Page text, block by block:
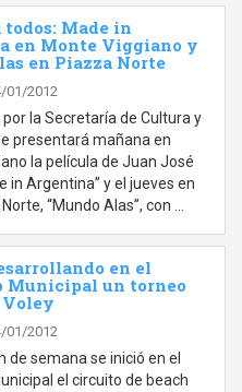
Made in
en Monte Viggiano y
en Piazza Norte
01/2012
la Secretaría de Cultura y
presentará mañana en
la película de Juan José
in Argentina” y el jueves en
“Mundo Alas”, con …
en el
Municipal un torneo
Voley
01/2012
de semana se inició en el
el circuito de beach